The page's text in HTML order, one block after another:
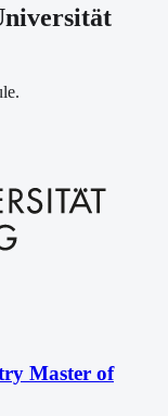
Master of